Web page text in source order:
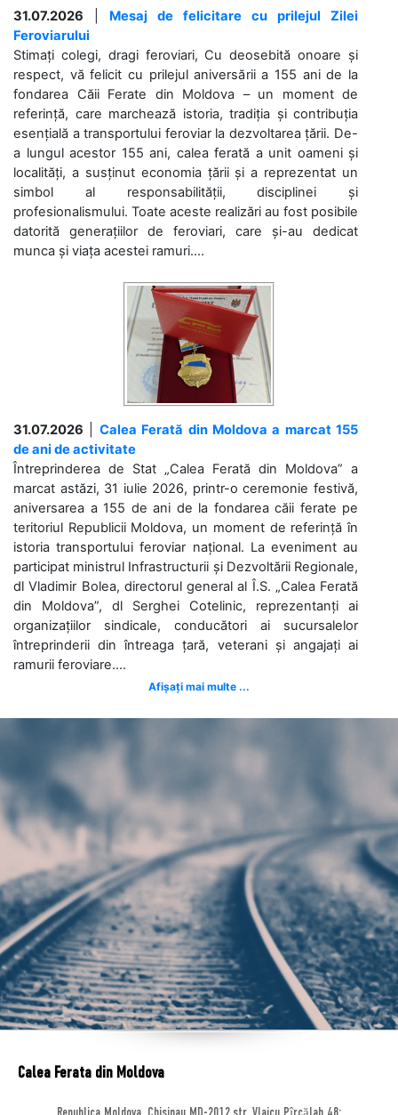
31.07.2026
Mesaj de felicitare cu prilejul Zilei
Feroviarului
Stimați colegi, dragi feroviari, Cu deosebită onoare și
respect, vă felicit cu prilejul aniversării a 155 ani de la
fondarea Căii Ferate din Moldova – un moment de
referință, care marchează istoria, tradiția și contribuția
esențială a transportului feroviar la dezvoltarea țării. De-
a lungul acestor 155 ani, calea ferată a unit oameni și
localități, a susținut economia țării și a reprezentat un
simbol al responsabilității, disciplinei și
profesionalismului. Toate aceste realizări au fost posibile
datorită generațiilor de feroviari, care și-au dedicat
munca și viața acestei ramuri....
31.07.2026
Calea Ferată din Moldova a marcat 155
de ani de activitate
Întreprinderea de Stat „Calea Ferată din Moldova” a
marcat astăzi, 31 iulie 2026, printr-o ceremonie festivă,
aniversarea a 155 de ani de la fondarea căii ferate pe
teritoriul Republicii Moldova, un moment de referință în
istoria transportului feroviar național. La eveniment au
participat ministrul Infrastructurii și Dezvoltării Regionale,
dl Vladimir Bolea, directorul general al Î.S. „Calea Ferată
din Moldova”, dl Serghei Cotelinic, reprezentanți ai
organizațiilor sindicale, conducători ai sucursalelor
întreprinderii din întreaga țară, veterani și angajați ai
ramurii feroviare....
Afișați mai multe ...
Calea Ferata din Moldova